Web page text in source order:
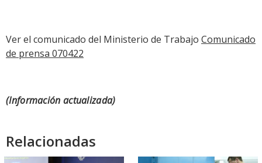
Ver el comunicado del Ministerio de Trabajo Comunicado
de prensa 070422
(Información actualizada)
Relacionadas